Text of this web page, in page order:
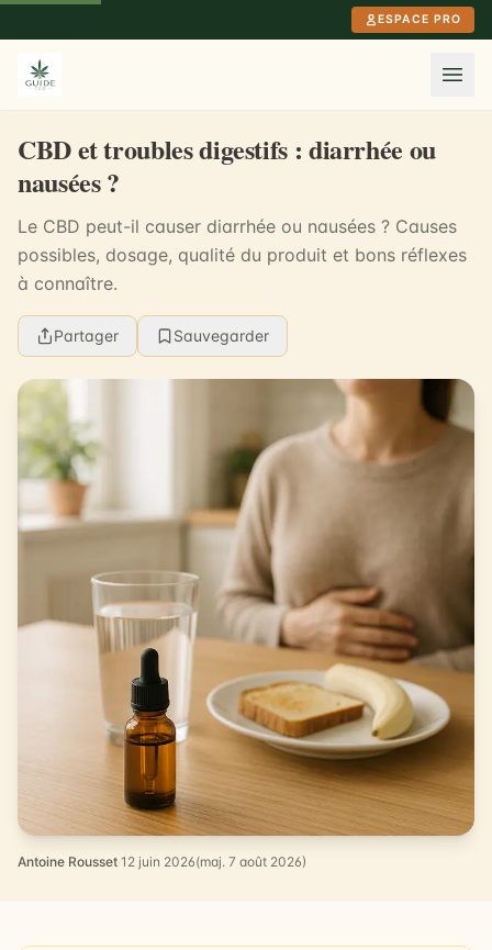
ESPACE PRO
CBD et troubles digestifs : diarrhée ou
nausées ?
Le CBD peut-il causer diarrhée ou nausées ? Causes
possibles, dosage, qualité du produit et bons réflexes
à connaître.
Partager Sauvegarder
Antoine Rousset·12 juin 2026(maj. 7 août 2026)